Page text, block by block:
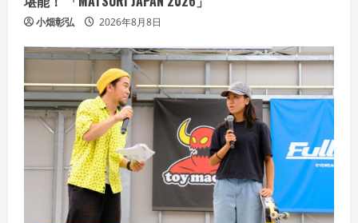
小畑彰弘 2026年8月8日